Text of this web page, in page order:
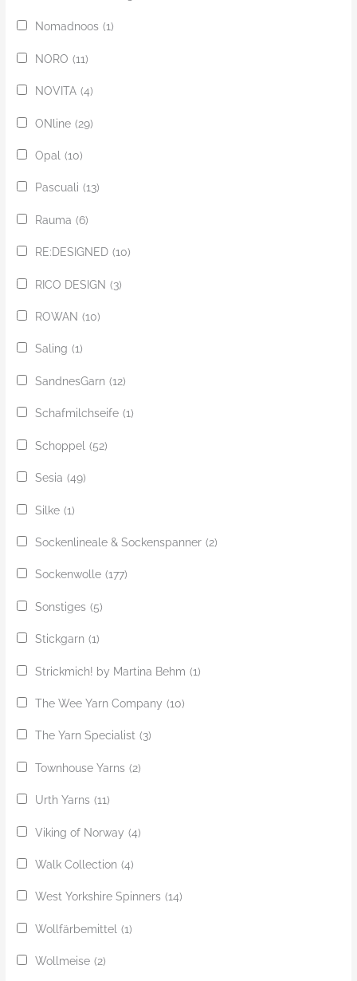
Nomadnoos (1)
NORO (11)
NOVITA (4)
ONline (29)
Opal (10)
Pascuali (13)
Rauma (6)
RE:DESIGNED (10)
RICO DESIGN (3)
ROWAN (10)
Saling (1)
SandnesGarn (12)
Schafmilchseife (1)
Schoppel (52)
Sesia (49)
Silke (1)
Sockenlineale & Sockenspanner (2)
Sockenwolle (177)
Sonstiges (5)
Stickgarn (1)
Strickmich! by Martina Behm (1)
The Wee Yarn Company (10)
The Yarn Specialist (3)
Townhouse Yarns (2)
Urth Yarns (11)
Viking of Norway (4)
Walk Collection (4)
West Yorkshire Spinners (14)
Wollfärbemittel (1)
Wollmeise (2)